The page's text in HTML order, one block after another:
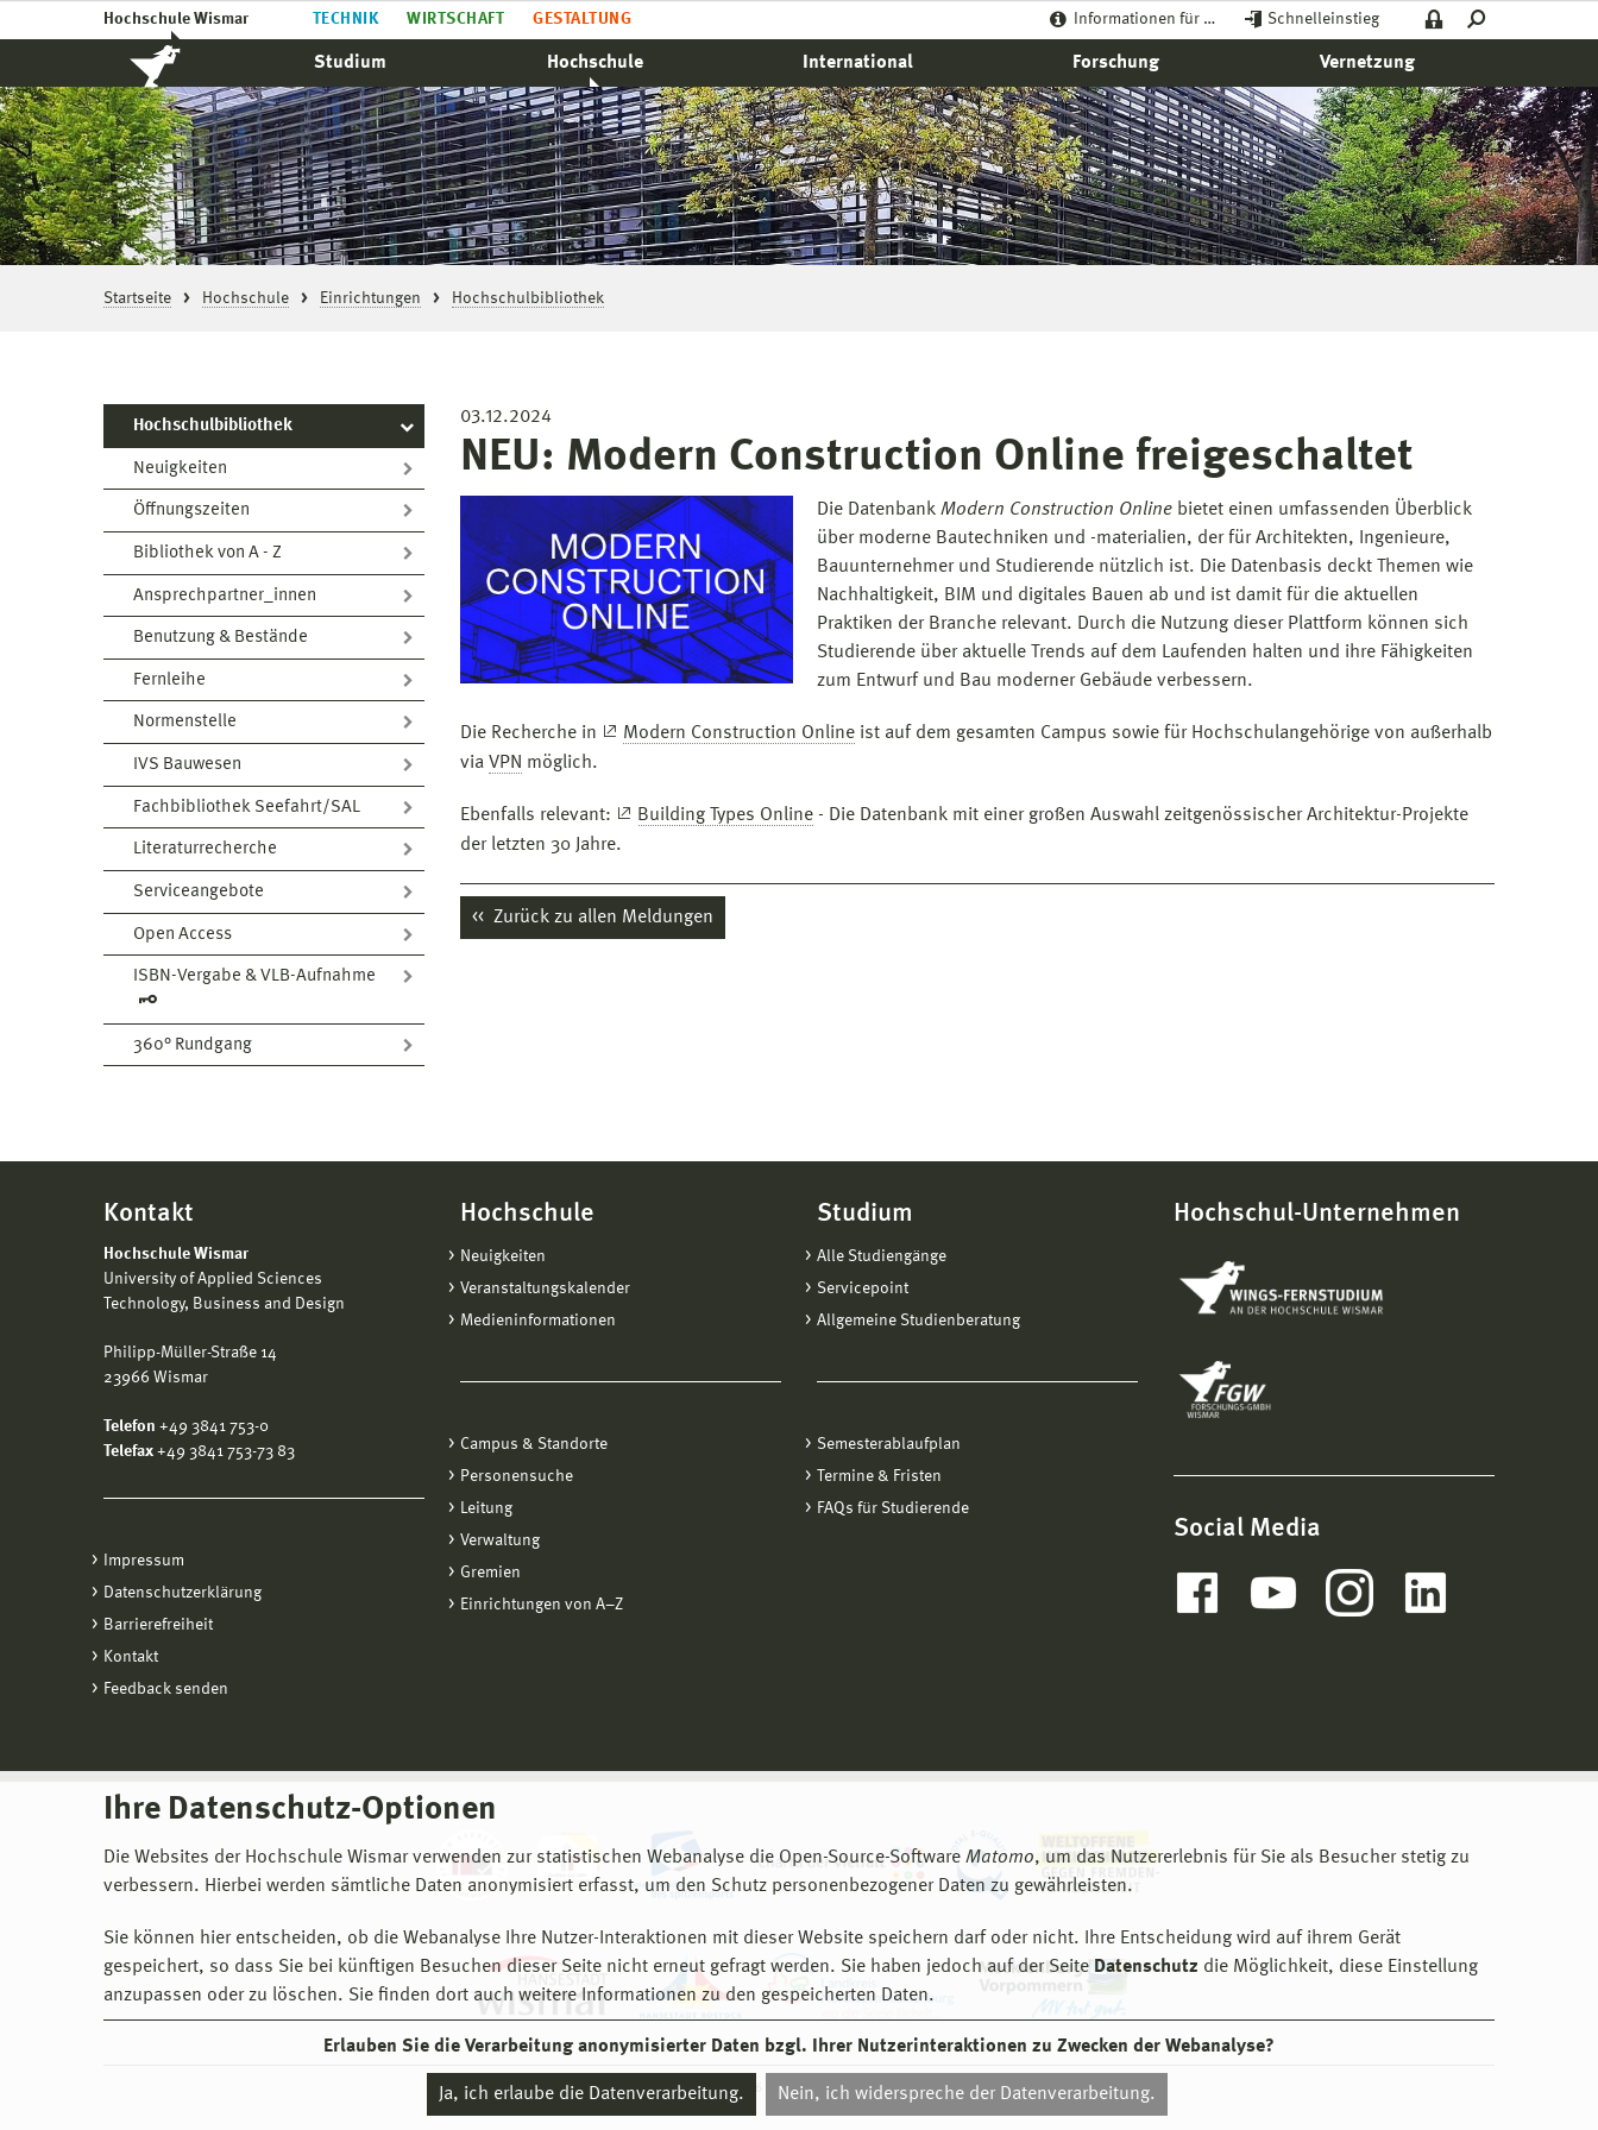
Hochschule Wismar TECHNIK WIRTSCHAFT GESTALTUNG Informationen für … Schnelleinstieg
Studium Hochschule International Forschung Vernetzung
Startseite Hochschule Einrichtungen Hochschulbibliothek
Hochschulbibliothek
Neuigkeiten
Öffnungszeiten
Bibliothek von A - Z
Ansprechpartner_innen
Benutzung & Bestände
Fernleihe
Normenstelle
IVS Bauwesen
Fachbibliothek Seefahrt/SAL
Literaturrecherche
Serviceangebote
Open Access
ISBN-Vergabe & VLB-Aufnahme
360° Rundgang
Ihre Datenschutz-Optionen
Die Websites der Hochschule Wismar verwenden zur statistischen Webanalyse die Open-Source-Software Matomo, um das Nutzererlebnis für Sie als Besucher stetig zu
verbessern. Hierbei werden sämtliche Daten anonymisiert erfasst, um den Schutz personenbezogener Daten zu gewährleisten.
Sie können hier entscheiden, ob die Webanalyse Ihre Nutzer-Interaktionen mit dieser Website speichern darf oder nicht. Ihre Entscheidung wird auf ihrem Gerät
gespeichert, so dass Sie bei künftigen Besuchen dieser Seite nicht erneut gefragt werden. Sie haben jedoch auf der Seite Datenschutz die Möglichkeit, diese Einstellung
anzupassen oder zu löschen. Sie finden dort auch weitere Informationen zu den gespeicherten Daten.
Erlauben Sie die Verarbeitung anonymisierter Daten bzgl. Ihrer Nutzerinteraktionen zu Zwecken der Webanalyse?
Ja, ich erlaube die Datenverarbeitung. Nein, ich widerspreche der Datenverarbeitung.
03.12.2024
NEU: Modern Construction Online freigeschaltet
Die Datenbank Modern Construction Onlinebietet einen umfassenden Überblick
über moderne Bautechniken und -materialien, der für Architekten, Ingenieure,
Bauunternehmer und Studierende nützlich ist. Die Datenbasis deckt Themen wie
Nachhaltigkeit, BIM und digitales Bauen ab und ist damit für die aktuellen
Praktiken der Branche relevant. Durch die Nutzung dieser Plattform können sich
Studierende über aktuelle Trends auf dem Laufenden halten und ihre Fähigkeiten
zum Entwurf und Bau moderner Gebäude verbessern.
Die Recherche in Modern Construction Online ist auf dem gesamten Campus sowie für Hochschulangehörige von außerhalb
via VPN möglich.
Ebenfalls relevant: Building Types Online - Die Datenbank mit einer großen Auswahl zeitgenössischer Architektur-Projekte
der letzten 30 Jahre.
Zurück zu allen Meldungen
Kontakt
Hochschule Wismar
University of Applied Sciences
Technology, Business and Design
Philipp-Müller-Straße 14
23966 Wismar
Telefon +49 3841 753-0
Telefax +49 3841 753-73 83
Impressum
Datenschutzerklärung
Barrierefreiheit
Kontakt
Feedback senden
Hochschule
Neuigkeiten
Veranstaltungskalender
Medieninformationen
Campus & Standorte
Personensuche
Leitung
Verwaltung
Gremien
Einrichtungen von A−Z
Studium
Alle Studiengänge
Servicepoint
Allgemeine Studienberatung
Semesterablaufplan
Termine & Fristen
FAQs für Studierende
Hochschul-Unternehmen
Social Media
© 2026 Hochschule Wismar